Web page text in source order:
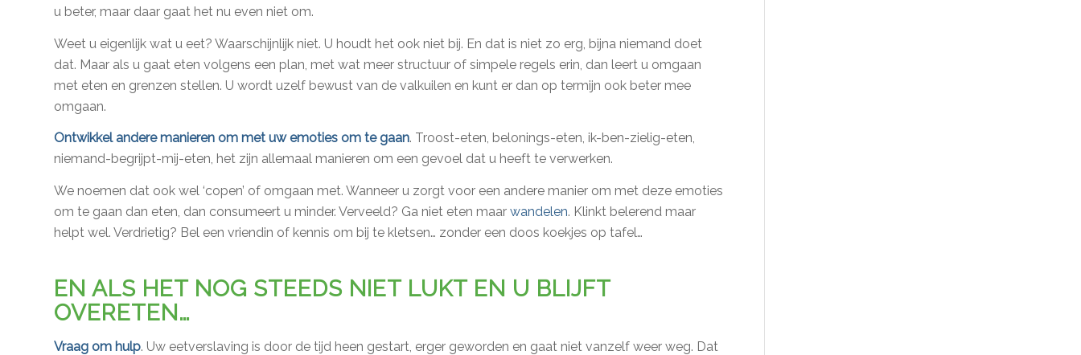
u beter, maar daar gaat het nu even niet om.
Weet u eigenlijk wat u eet? Waarschijnlijk niet. U houdt het ook niet bij. En dat is niet zo erg, bijna niemand doet
dat. Maar als u gaat eten volgens een plan, met wat meer structuur of simpele regels erin, dan leert u omgaan
met eten en grenzen stellen. U wordt uzelf bewust van de valkuilen en kunt er dan op termijn ook beter mee
omgaan.
Ontwikkel andere manieren om met uw emoties om te gaan. Troost-eten, belonings-eten, ik-ben-zielig-eten,
niemand-begrijpt-mij-eten, het zijn allemaal manieren om een gevoel dat u heeft te verwerken.
We noemen dat ook wel ‘copen’ of omgaan met. Wanneer u zorgt voor een andere manier om met deze emoties
om te gaan dan eten, dan consumeert u minder. Verveeld? Ga niet eten maar wandelen. Klinkt belerend maar
helpt wel. Verdrietig? Bel een vriendin of kennis om bij te kletsen… zonder een doos koekjes op tafel…
EN ALS HET NOG STEEDS NIET LUKT EN U BLIJFT
OVERETEN…
Vraag om hulp. Uw eetverslaving is door de tijd heen gestart, erger geworden en gaat niet vanzelf weer weg. Dat